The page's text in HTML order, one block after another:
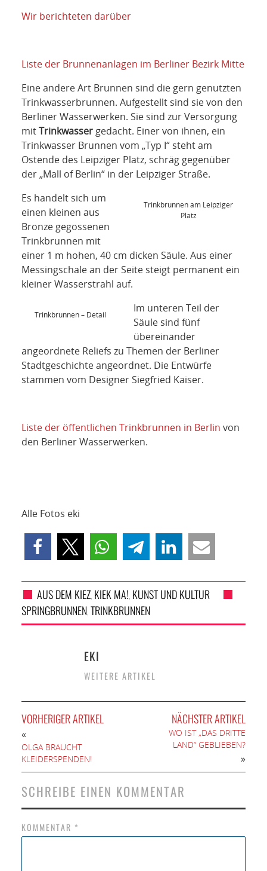
Wir berichteten darüber
Liste der Brunnenanlagen im Berliner Bezirk Mitte
Eine andere Art Brunnen sind die gern genutzten
Trinkwasserbrunnen. Aufgestellt sind sie von den
Berliner Wasserwerken. Sie sind zur Versorgung
mitTrinkwassergedacht. Einer von ihnen, ein
Trinkwasser Brunnen vom „Typ I“ steht am
Ostende des Leipziger Platz, schräg gegenüber
der „Mall of Berlin“ in der Leipziger Straße.
Trinkbrunnen am Leipziger
Platz
Es handelt sich um
einen kleinen aus
Bronze gegossenen
Trinkbrunnen mit
einer 1 m hohen, 40 cm dicken Säule. Aus einer
Messingschale an der Seite steigt permanent ein
kleiner Wasserstrahl auf.
Trinkbrunnen – Detail
Im unteren Teil der
Säule sind fünf
übereinander
angeordnete Reliefs zu Themen der Berliner
Stadtgeschichte angeordnet. Die Entwürfe
stammen vom Designer Siegfried Kaiser.
Liste der öffentlichen Trinkbrunnen in Berlin von
den Berliner Wasserwerken.
Alle Fotos eki
AUS DEM KIEZ, KIEK MA!, KUNST UND KULTUR
SPRINGBRUNNEN,TRINKBRUNNEN
EKI
WEITERE ARTIKEL
VORHERIGER ARTIKEL
«
OLGA BRAUCHT
KLEIDERSPENDEN!
NÄCHSTER ARTIKEL
WO IST „DAS DRITTE
LAND“ GEBLIEBEN?
»
SCHREIBE EINEN KOMMENTAR
KOMMENTAR *